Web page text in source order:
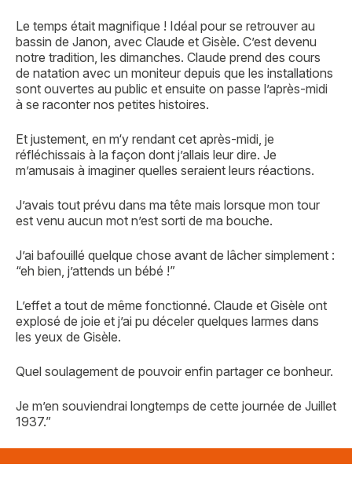
Vous recherchez&nbsp;:
Rechercher
Le temps était magnifique ! Idéal pour se retrouver au
bassin de Janon, avec Claude et Gisèle. C’est devenu
notre tradition, les dimanches. Claude prend des cours
de natation avec un moniteur depuis que les installations
sont ouvertes au public et ensuite on passe l’après-midi
à se raconter nos petites histoires.
Et justement, en m‘y rendant cet après-midi, je
réfléchissais à la façon dont j’allais leur dire. Je
m’amusais à imaginer quelles seraient leurs réactions.
J’avais tout prévu dans ma tête mais lorsque mon tour
est venu aucun mot n’est sorti de ma bouche.
J’ai bafouillé quelque chose avant de lâcher simplement :
“eh bien, j’attends un bébé !”
L’effet a tout de même fonctionné. Claude et Gisèle ont
explosé de joie et j’ai pu déceler quelques larmes dans
les yeux de Gisèle.
Quel soulagement de pouvoir enfin partager ce bonheur.
Je m’en souviendrai longtemps de cette journée de Juillet
1937.”